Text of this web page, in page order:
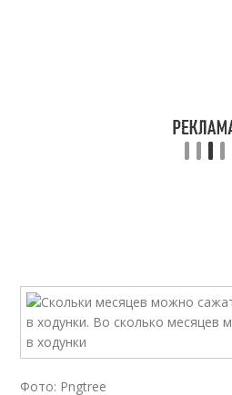
Фото: Pngtree